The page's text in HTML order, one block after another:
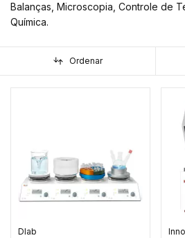
Balanças, Microscopia, Controle de
Química.
Ordenar
Dlab